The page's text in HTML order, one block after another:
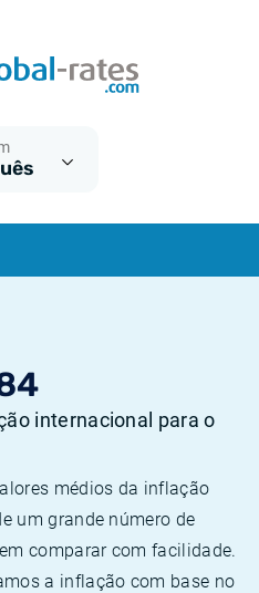
internacional para o
médios da inflação
um grande número de
comparar com facilidade.
a inflação com base no